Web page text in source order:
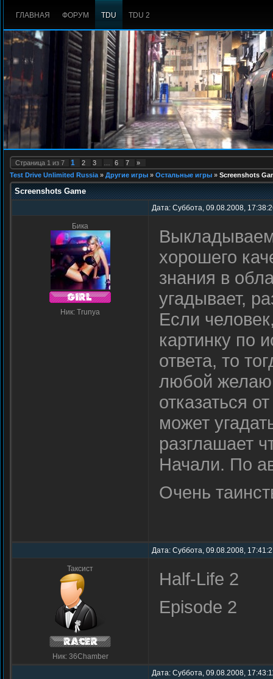
ГЛАВНАЯ ФОРУМ TDU TDU 2
Страница 1 из 7 1 2 3 6 7
»
Test Drive Unlimited Russia » Другие игры » Остальные игры » Screenshots
Screenshots Game
Дата: Суббота, 09.08.2008,
Бика
Ник: Trunya
хорошего
знания в
угадывает,
Если
картинку по
ответа, то
любой
отказаться
может
разглашает
Начали. По
Очень
Дата: Суббота, 09.08.2008,
Таксист
Ник: 36Chamber
Half-Life 2
Episode 2
Дата: Суббота, 09.08.2008,